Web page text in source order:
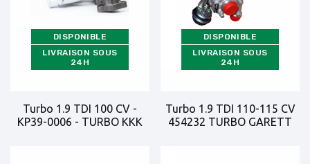
DISPONIBLE
LIVRAISON SOUS
24H
Turbo 1.9 TDI 100 CV -
KP39-0006 - TURBO KKK
DISPONIBLE
LIVRAISON SOUS
24H
Turbo 1.9 TDI 110-115 CV
454232 TURBO GARETT